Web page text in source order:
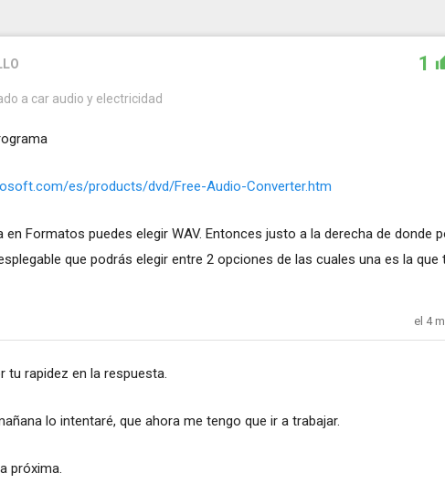
1
a car audio y electricidad
es/products/dvd/Free-Audio-Converter.htm
en Formatos puedes elegir WAV. Entonces justo a la derecha de donde
que podrás elegir entre 2 opciones de las cuales una es la que
el 4
tu rapidez en la respuesta.
lo intentaré, que ahora me tengo que ir a trabajar.
próxima.